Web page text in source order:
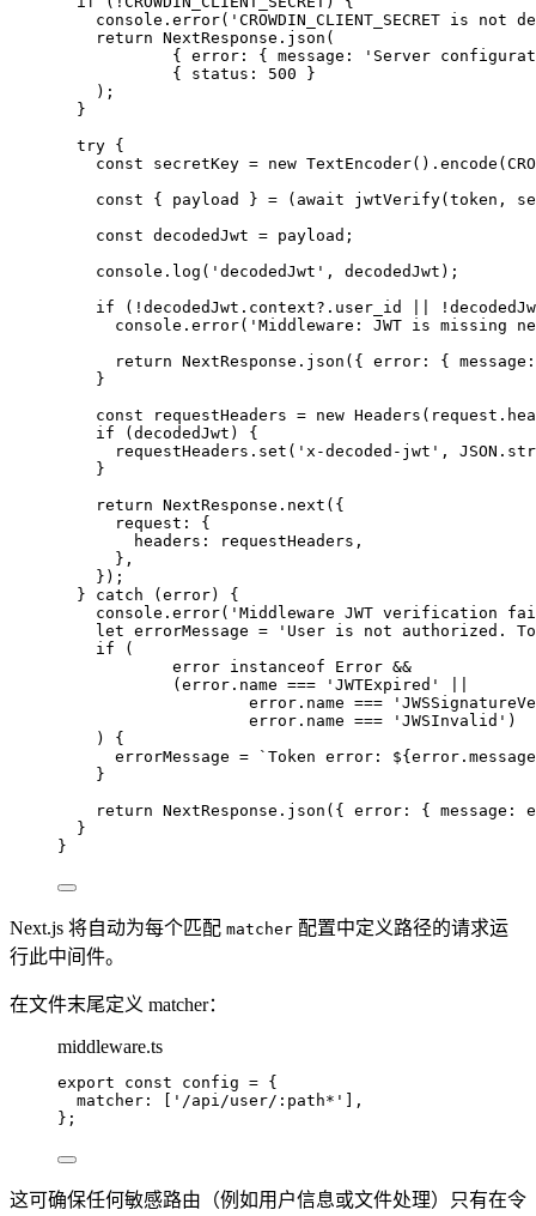
console . error( ' CROWDIN_CLIENT_SECRET is
return NextResponse . json (
{ error: { message:
' Server
{ status: 500 }
);
}
try {
const secretKey = new TextEncoder() . encode (
const { payload } = ( await jwtVerify(token ,
const decodedJwt = payload;
console . log ( ' decodedJwt ' ,
decodedJwt);
if ( ! decodedJwt . context?. user_id !
console . error( ' Middleware: JWT is missing
return NextResponse . json ({ error: {
}
const
requestHeaders = new Headers (request .
if (decodedJwt) {
requestHeaders . set ( ' x-decoded-jwt ' , JSON .
}
return NextResponse . next ({
request: {
headers: requestHeaders ,
} ,
});
} catch (error) {
console . error( ' Middleware JWT verification
let errorMessage = ' User is not authorized.
if (
error instanceof Error &&
(error . name === ' JWTExpired '
error . name === '
error . name === ' JWSInvalid ' )
) {
errorMessage = ` Token error: ${error . message
}
return NextResponse . json ({ error: { message:
}
}
Next.js 将自动为每个匹配 matcher 配置中定义路径的请求运
行此中间件。
在文件末尾定义 matcher：
middleware.ts
export const config = {
matcher:
[ ' /api/user/:path* ' ] ,
} ;
这可确保任何敏感路由（例如用户信息或文件处理）只有在令